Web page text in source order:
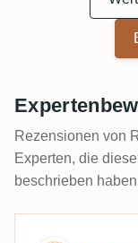
Rezensionen von
Experten, die
beschrieben